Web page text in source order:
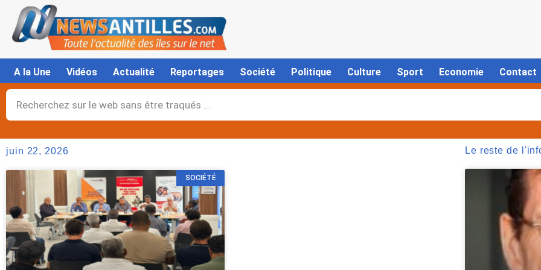
contenu
A la Une Vidéos Actualité Reportages Société Politique Culture Sport Economie Contact
Rechercher
juin 22, 2026
SOCIÉTÉ
Le reste de